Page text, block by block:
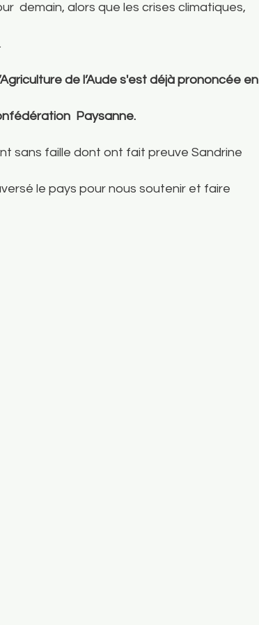
demain, alors que les crises climatiques,
de l’Aude s'est déjà prononcée en
Paysanne.
sans faille dont ont fait preuve Sandrine
le pays pour nous soutenir et faire